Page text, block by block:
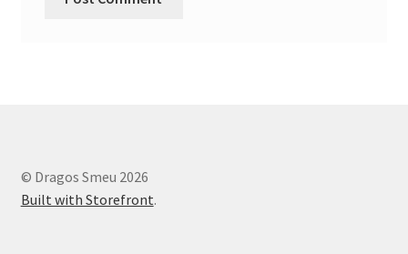
© Dragos Smeu 2026
Built with Storefront.